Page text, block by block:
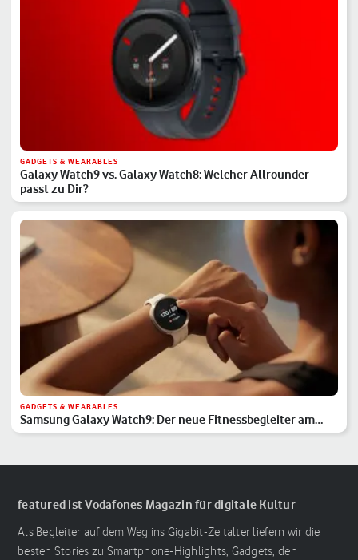
GADGETS & WEARABLES
Galaxy Watch9 vs. Galaxy Watch8: Welcher Allrounder
passt zu Dir?
GADGETS & WEARABLES
Samsung Galaxy Watch9: Der neue Fitnessbegleiter am
Handgelenk
featured ist Vodafones Magazin für digitale Kultur
Als Begleiter auf dem Weg ins Gigabit-Zeitalter liefern wir die
besten Stories zu Smartphone-Highlights, Gadgets, den